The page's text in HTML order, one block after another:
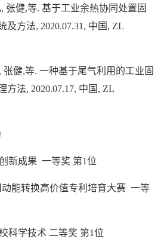
, 张健,等. 基于工业余热协同处置固
及方法, 2020.07.31 , 中国 , ZL
, 张健,等. 一种基于尾气利用的工业固
方法, 2020.07.17, 中国 , ZL
新成果 一等奖 第1位
动能转换高价值专利培育大赛 一等
科学技术 二等奖 第1位